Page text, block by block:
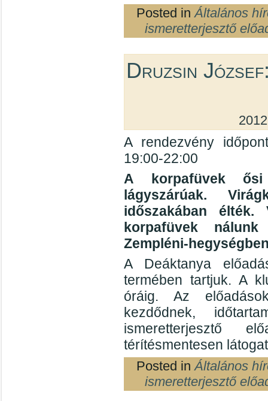
Posted in Általános
ismeretterjesztő
Druzsin
A rendezvény
19:00-22:00
A korpafüvek
lágyszárúak.
időszakában élték.
korpafüvek
Zempléni-
A Deáktanya
termében tartjuk. A
óráig. Az
kezdődnek,
ismeretterjesztő
térítésmentesen
Posted inÁltalános
ismeretterjesztő